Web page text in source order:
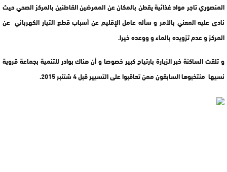
المنصوري تاجر مواد غذائية يقطن بالمكان عن الممرضين القاطنين بالمركز الصحي حيث
نادى عليه المعني بالأمر و سأله عامل الإقليم عن أسباب قطع التيار الكهربائي عن
المركز و عدم تزويده بالماء و ووعده خيرا.
و تلقت الساكنة خبر الزيارة بارتياح كبير خصوصا و أن هناك بوادر للتنمية بجماعة قروية
نسيها منتخبوها السابقون ممن تعاقبوا على التسيير قبل 4 شتنبر 2015.